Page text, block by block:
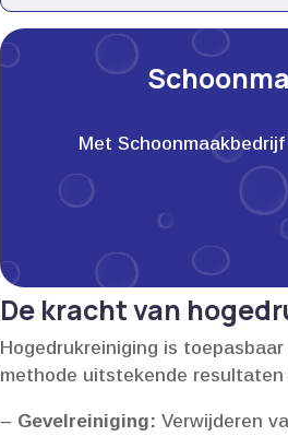
Met
De kracht van
Hogedrukreiniging is
methode uitstekende resultaten
– Gevelreiniging: Verwijderen